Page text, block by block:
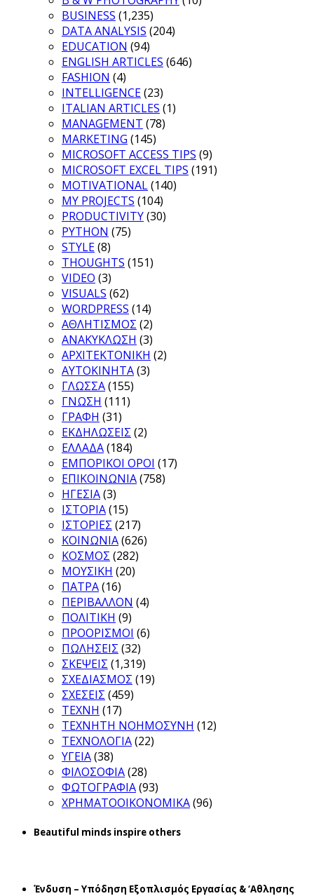
BUSINESS (1,235)
DATA ANALYSIS (204)
EDUCATION (94)
ENGLISH ARTICLES (646)
FASHION (4)
INTELLIGENCE(23)
ITALIAN ARTICLES (1)
MANAGEMENT (78)
MARKETING (145)
MICROSOFT ACCESS TIPS (9)
MICROSOFT EXCEL TIPS (191)
MOTIVATIONAL(140)
MY PROJECTS (104)
PRODUCTIVITY(30)
PYTHON (75)
STYLE(8)
THOUGHTS (151)
VIDEO (3)
VISUALS (62)
WORDPRESS (14)
ΑΘΛΗΤΙΣΜΟΣ (2)
ΑΝΑΚΥΚΛΩΣΗ (3)
ΑΡΧΙΤΕΚΤΟΝΙΚΗ (2)
ΑΥΤΟΚΙΝΗΤΑ(3)
ΓΛΩΣΣΑ(155)
ΓΝΩΣΗ (111)
ΓΡΑΦΗ (31)
ΕΚΔΗΛΩΣΕΙΣ (2)
ΕΛΛΑΔΑ(184)
ΕΜΠΟΡΙΚΟΙ ΟΡΟΙ (17)
ΕΠΙΚΟΙΝΩΝΙΑ(758)
ΗΓΕΣΙΑ(3)
ΙΣΤΟΡΙΑ(15)
ΙΣΤΟΡΙΕΣ (217)
ΚΟΙΝΩΝΙΑ(626)
ΚΟΣΜΟΣ (282)
ΜΟΥΣΙΚΗ (20)
ΠΑΤΡΑ(16)
ΠΕΡΙΒΑΛΛΟΝ (4)
ΠΟΛΙΤΙΚΗ (9)
ΠΡΟΟΡΙΣΜΟΙ (6)
ΠΩΛΗΣΕΙΣ (32)
ΣΚΕΨΕΙΣ (1,319)
ΣΧΕΔΙΑΣΜΟΣ (19)
ΣΧΕΣΕΙΣ (459)
ΤΕΧΝΗ (17)
ΤΕΧΝΗΤΗ ΝΟΗΜΟΣΥΝΗ (12)
ΤΕΧΝΟΛΟΓΙΑ(22)
ΥΓΕΙΑ(38)
ΦΙΛΟΣΟΦΙΑ(28)
ΦΩΤΟΓΡΑΦΙΑ(93)
ΧΡΗΜΑΤΟΟΙΚΟΝΟΜΙΚΑ(96)
Beautiful minds inspire others
Ένδυση – Υπόδηση Εξοπλισμός Εργασίας & ‘Aθλησης